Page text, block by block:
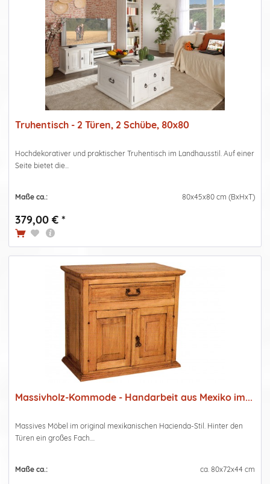
Truhentisch - 2 Türen, 2 Schübe, 80x80
Hochdekorativer und praktischer Truhentisch im Landhausstil. Auf einer
Seite bietet die...
Maße ca.: 80x45x80 cm (BxHxT)
379,00 € *
Massivholz-Kommode - Handarbeit aus Mexiko im...
Massives Möbel im original mexikanischen Hacienda-Stil. Hinter den
Türen ein großes Fach....
Maße ca.: ca. 80x72x44 cm